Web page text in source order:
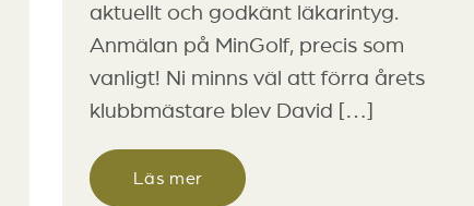
aktuellt och godkänt läkarintyg.
Anmälan på MinGolf, precis som
vanligt! Ni minns väl att förra årets
klubbmästare blev David […]
Läs mer